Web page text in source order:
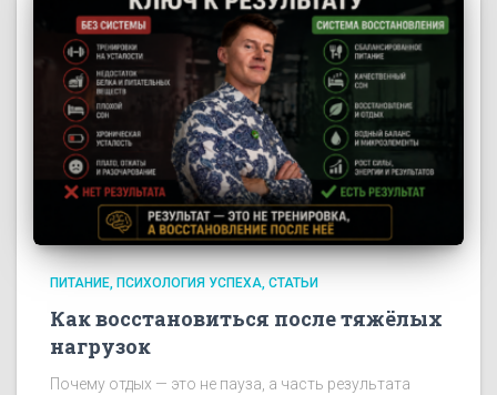
ПИТАНИЕ ПСИХОЛОГИЯ УСПЕХА СТАТЬИ
Как восстановиться после тяжёлых
нагрузок
Почему отдых — это не пауза, а часть результата